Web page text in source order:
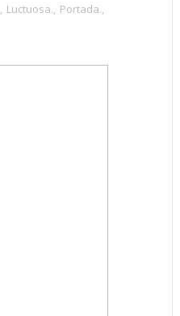
, Luctuosa., Portada.,